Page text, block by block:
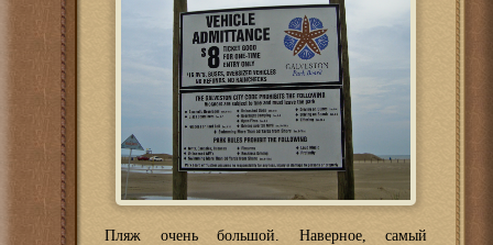
Пляж очень большой. Наверное, самый